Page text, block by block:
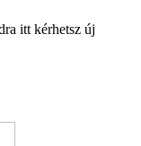
itt kérhetsz új